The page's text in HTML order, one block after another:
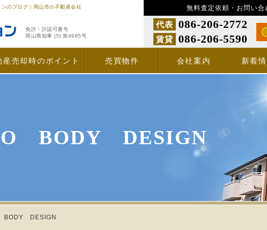
のブログ｜岡山市の不動産会社
免許・許認可番号
岡山県知事 (5) 第4985号
無料査定依頼・お問い合
代表 086-206-2772
賃貸 086-206-5590
産売却時のポイント 売買物件 会社案内 新着
BODY DESIGN
BODY DESIGN